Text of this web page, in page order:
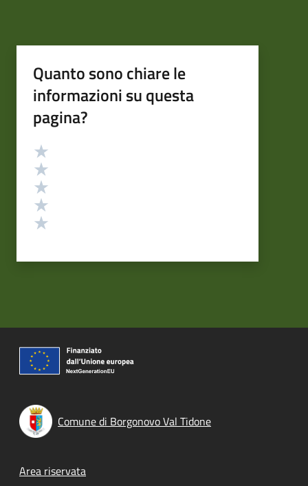
Quanto sono chiare le
informazioni su questa
pagina?
Valutazione
Comune di Borgonovo Val Tidone
Footer menu
Area riservata